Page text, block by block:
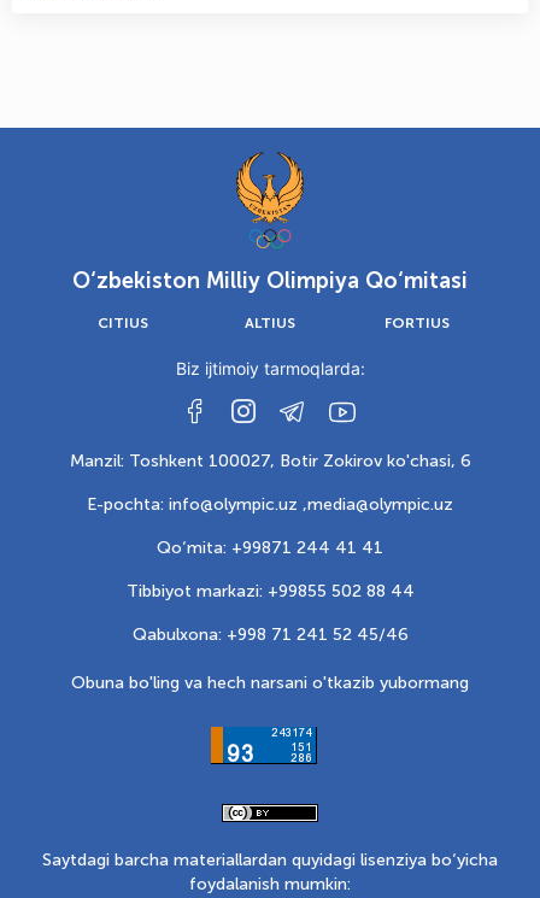
O‘zbekiston Milliy Olimpiya Qo‘mitasi
CITIUS ALTIUS FORTIUS
Biz ijtimoiy tarmoqlarda:
Manzil: Toshkent 100027, Botir Zokirov ko'chasi, 6
E-pochta: info@olympic.uz ,media@olympic.uz
Qo‘mita: +99871 244 41 41
Tibbiyot markazi: +99855 502 88 44
Qabulxona: +998 71 241 52 45/46
Obuna bo'ling va hech narsani o'tkazib yubormang
Saytdagi barcha materiallardan quyidagi lisenziya bo‘yicha
foydalanish mumkin: